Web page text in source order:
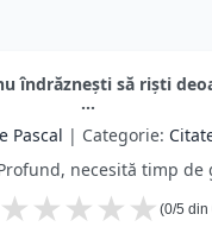
îndrăzneşti să rişti
...
Pascal | Categorie:
necesită timp de
★
★
★
★
★ (0/5 din